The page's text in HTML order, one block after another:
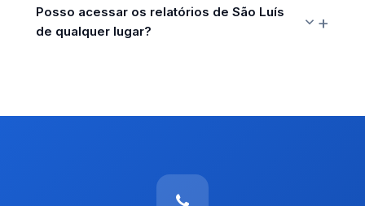
Posso acessar os relatórios de São Luís
de qualquer lugar?